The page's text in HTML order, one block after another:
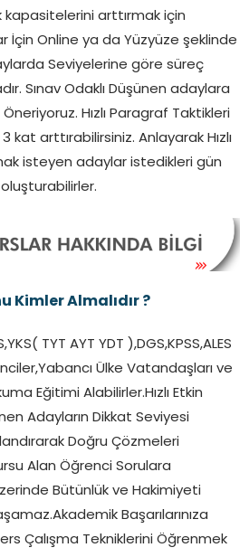
arttırmak için
İçin Online ya da Yüzyüze şeklinde
Seviyelerine göre süreç
Sınav Odaklı Düşünen adaylara
Öneriyoruz. Hızlı Paragraf Taktikleri
3 kat arttırabilirsiniz. Anlayarak Hızlı
isteyen adaylar istedikleri gün
Kimler Almalıdır ?
TYT AYT YDT ),DGS,KPSS,ALES
Ülke Vatandaşları ve
Eğitimi Alabilirler.Hızlı Etkin
Adayların Dikkat Seviyesi
Doğru Çözmeleri
Alan Öğrenci Sorulara
Bütünlük ve Hakimiyeti
Başarılarınıza
Çalışma Tekniklerini Öğrenmek